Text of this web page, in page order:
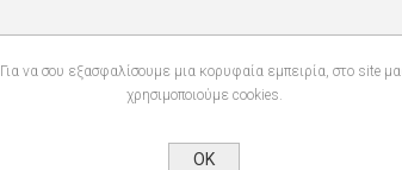
Για να σου εξασφαλίσουμε μια κορυφαία εμπειρία, στο site
χρησιμοποιούμε cookies.
OK